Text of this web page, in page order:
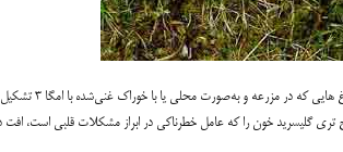
همه‌ی تخم مرغ ها همانند هم نیستند. ترکیب مواد مغذی آنها بسته به تغذیه و روشی پرورش مرغ‌ها متفاوت است. تخم مرغ هایی که در مزرعه و به‌صورت محلی یا با خوراک غنی‌شده با امگا ۳ تشکیل